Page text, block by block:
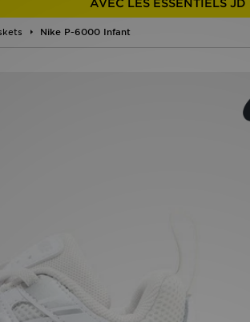
AVEC LES ESSENTIELS JD
Nike P-6000 Infant